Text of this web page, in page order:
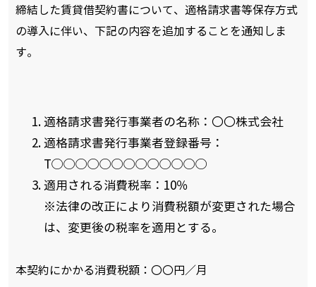
締結した賃貸借契約書について、適格請求書等保存方式
の導入に伴い、下記の内容を追加することを通知しま
す。
適格請求書発行事業者の名称：〇〇株式会社
適格請求書発行事業者登録番号：
T◯◯◯◯◯◯◯◯◯◯◯◯◯
適用される消費税率：10％
※法律の改正により消費税額が変更された場合
は、変更後の税率を適用とする。
本契約にかかる消費税額：〇〇円／月